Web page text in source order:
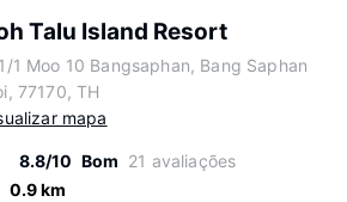
Talu Island Resort
1 Moo 10 Bangsaphan, Bang Saphan
77170, TH
mapa
8.8/10 Bom 21 avaliações
0.9 km